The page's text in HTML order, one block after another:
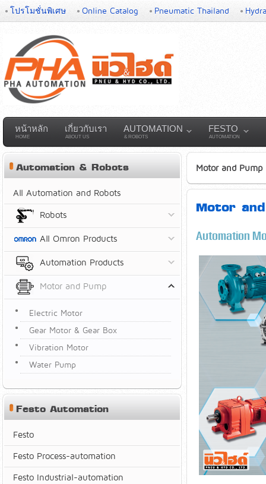
โปรโมชั่นพิเศษ Online Catalog Pneumatic Thailand
หน้าหลัก
HOME
เกี่ยวกับเรา
ABOUT US
AUTOMATION
& ROBOTS
FESTO
AUTOMATION
Motor and Pump
Motor
Automation
Automation & Robots
All Automation and Robots
Robots
All Omron Products
Automation Products
Motor and Pump
Electric Motor
Gear Motor & Gear Box
Vibration Motor
Water Pump
Festo Automation
Festo
Festo Process-automation
Festo Industrial-automation